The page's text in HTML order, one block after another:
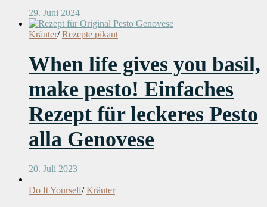
29. Juni 2024
Kräuter/ Rezepte pikant
When life gives you basil,
make pesto! Einfaches
Rezept für leckeres Pesto
alla Genovese
20. Juli 2023
Do It Yourself/ Kräuter